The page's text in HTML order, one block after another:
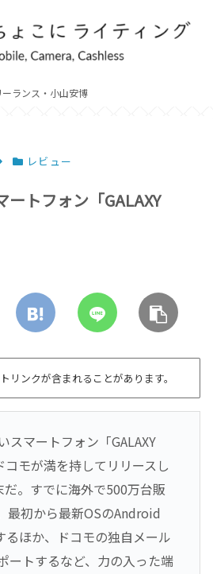
ーランス・小山安博
レビュー
ートフォン「GALAXY
リンクが含まれることがあります。
スマートフォン「GALAXY
モが満を持してリリースし
。すでに海外で500万台販
最初から最新OSのAndroid
ほか、ドコモの独自メール
ートするなど、力の入った端